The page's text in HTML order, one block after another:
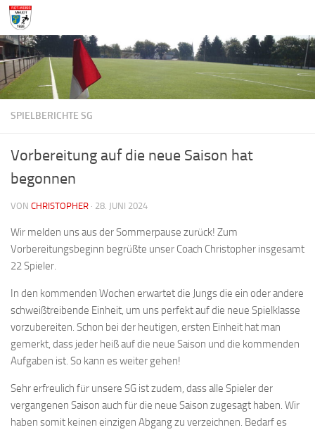
Zum Inhalt springen
SPIELBERICHTE SG
Vorbereitung auf die neue Saison hat
begonnen
VON CHRISTOPHER · 28. JUNI 2024
Wir melden uns aus der Sommerpause zurück! Zum
Vorbereitungsbeginn begrüßte unser Coach Christopher insgesamt
22 Spieler.
In den kommenden Wochen erwartet die Jungs die ein oder andere
schweißtreibende Einheit, um uns perfekt auf die neue Spielklasse
vorzubereiten. Schon bei der heutigen, ersten Einheit hat man
gemerkt, dass jeder heiß auf die neue Saison und die kommenden
Aufgaben ist. So kann es weiter gehen!
Sehrerfreulich für unsere SG ist zudem, dass alle Spieler der
vergangenen Saison auch für die neue Saison zugesagt haben. Wir
haben somit keinen einzigen Abgang zu verzeichnen. Bedarf es